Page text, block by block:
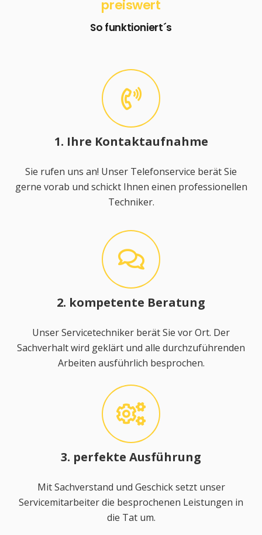
preiswert
So funktioniert´s
1. Ihre Kontaktaufnahme
Sie rufen uns an! Unser Telefonservice berät Sie
gerne vorab und schickt Ihnen einen professionellen
Techniker.
2. kompetente Beratung
Unser Servicetechniker berät Sie vor Ort. Der
Sachverhalt wird geklärt und alle durchzuführenden
Arbeiten ausführlich besprochen.
3. perfekte Ausführung
Mit Sachverstand und Geschick setzt unser
Servicemitarbeiter die besprochenen Leistungen in
die Tat um.